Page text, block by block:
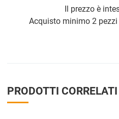
Il prezzo è
Acquisto minimo 2
PRODOTTI CORRELATI